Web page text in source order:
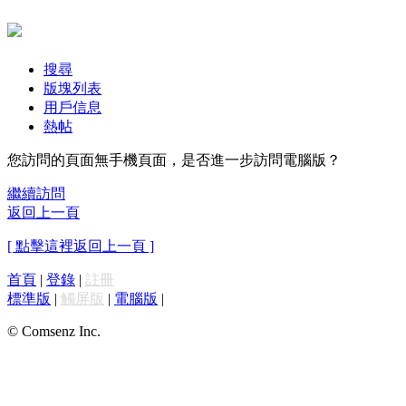
搜尋
版塊列表
用戶信息
熱帖
您訪問的頁面無手機頁面，是否進一步訪問電腦版？
繼續訪問
返回上一頁
[ 點擊這裡返回上一頁 ]
首頁 | 登錄 | 註冊
標準版 | 觸屏版 | 電腦版 |
© Comsenz Inc.